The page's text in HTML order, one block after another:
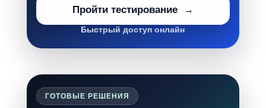
Пройти тестирование
Быстрый доступ онлайн
ГОТОВЫЕ РЕШЕНИЯ